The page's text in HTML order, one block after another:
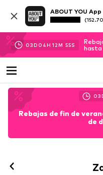
ABOUT YOU App
03D 04H 12M 54S
hasta
03
Rebajas de fin de
de